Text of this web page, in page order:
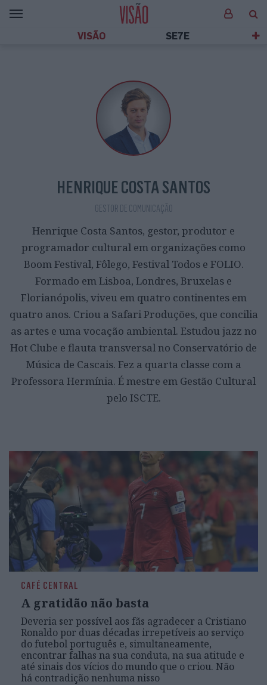
VISÃO SE7E
HENRIQUE COSTA SANTOS
GESTOR DE COMUNICAÇÃO
Henrique Costa Santos, gestor, produtor e
programador cultural em organizações como
Boom Festival, Fôlego, Festival Todos e FOLIO.
Formado em Lisboa, Londres, Bruxelas e
Florianópolis, viveu em quatro continentes em
quatro anos. Criou a Safari Produções, que concilia
as artes e uma vocação ambiental. Estudou jazz no
Hot Clube e flauta transversal no Conservatório de
Música de Cascais. Fez a quarta classe com a
Professora Hermínia. É mestre em Gestão Cultural
pelo ISCTE.
CAFÉ CENTRAL
A gratidão não basta
Deveria ser possível aos fãs agradecer a Cristiano
Ronaldo por duas décadas irrepetíveis ao serviço
do futebol português e, simultaneamente,
encontrar falhas na sua conduta, na sua atitude e
até sinais dos vícios do mundo que o criou. Não
há contradição nenhuma nisso